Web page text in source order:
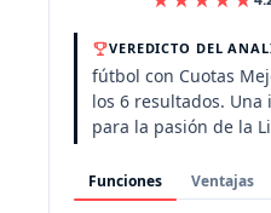
VEREDICTO DEL
fútbol con Cuotas
los 6 resultados.
para la pasión de la
Funciones Ventajas